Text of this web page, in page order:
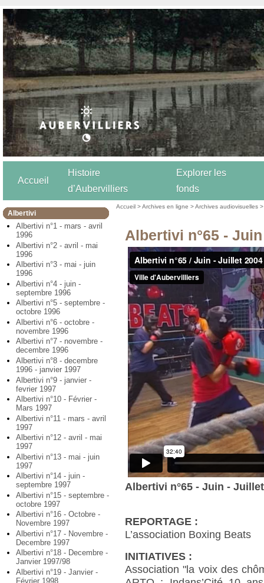
Accueil
Histoire
d’Aubervilliers
Explorer les
fonds
Albertivi
Albertivi n°1 - mars - avril
1996
Albertivi n°2 - avril - mai
1996
Albertivi n°3 - mai - juin
1996
Albertivi n°4 - juin -
septembre 1996
Albertivi n°5 - septembre -
octobre 1996
Albertivi n°6 - octobre -
novembre 1996
Albertivi n°7 - novembre -
decembre 1996
Albertivi n°8 - decembre
1996 - janvier 1997
Albertivi n°9 - janvier -
fevrier 1997
Albertivi n°10 - Février -
Mars 1997
Albertivi n°11 - mars - avril
1997
Albertivi n°12 - avril - mai
1997
Albertivi n°13 - mai - juin
1997
Albertivi n°14 - juin -
septembre 1997
Albertivi n°15 - septembre -
octobre 1997
Albertivi n°16 - Octobre -
Novembre 1997
Albertivi n°17 - Novembre -
Decembre 1997
Albertivi n°18 - Decembre -
Janvier 1997/98
Albertivi n°19 - Janvier -
Février 1998
Accueil >Archives en ligne >Archives audiovisuelles
Albertivi n°65 -
Albertivi n°65 - Juin -
REPORTAGE :
L’association Boxing Beats
INITIATIVES :
Association "la voix des